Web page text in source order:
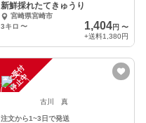
新鮮採れたてきゅうり
宮崎県宮崎市
3キロ 〜 1,404円 〜
+送料1,380円
注
文
受
付
停
止
中
古川 真
注文から1~3日で発送